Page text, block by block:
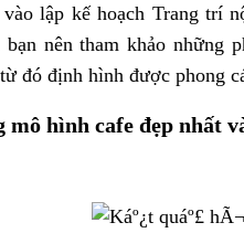
lập kế hoạch Trang trí
bạn nên tham khảo những
đó định hình được phong
mô hình cafe đẹp nhất